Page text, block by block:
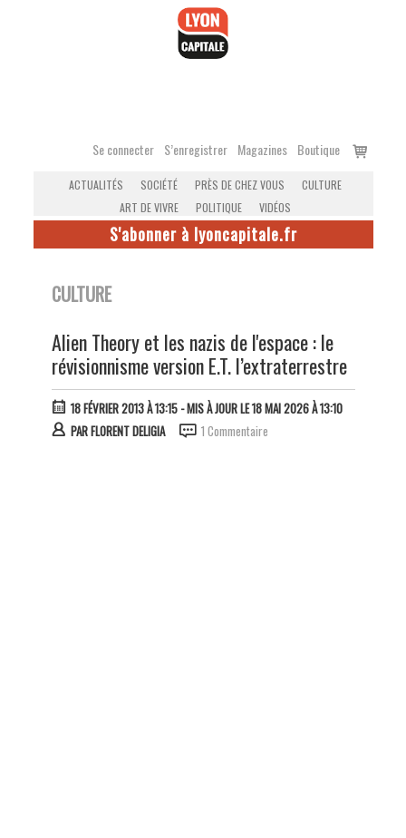
Se connecter S’enregistrer Magazines Boutique
Voir
ACTUALITÉS SOCIÉTÉ PRÈS DE CHEZ VOUS
CULTURE
ART DE VIVRE
POLITIQUE VIDÉOS
S'abonner à lyoncapitale.fr
CULTURE
Alien Theory et les nazis de l'espace : le
révisionnisme version E.T. l’extraterrestre
18 FÉVRIER 2013 À 13:15- MIS À JOUR LE 18 MAI 2026 À 13:10
PARFLORENT DELIGIA 1 Commentaire